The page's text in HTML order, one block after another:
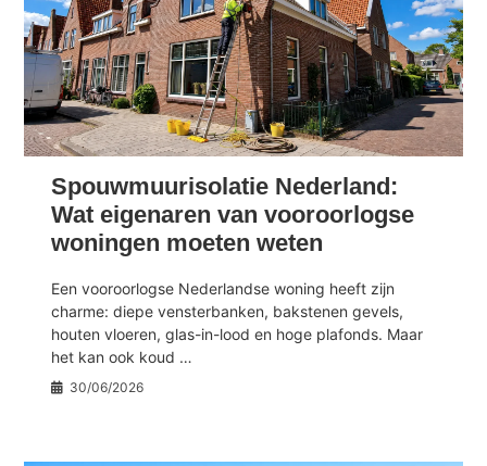
Spouwmuurisolatie Nederland:
Wat eigenaren van vooroorlogse
woningen moeten weten
Een vooroorlogse Nederlandse woning heeft zijn
charme: diepe vensterbanken, bakstenen gevels,
houten vloeren, glas-in-lood en hoge plafonds. Maar
het kan ook koud …
30/06/2026